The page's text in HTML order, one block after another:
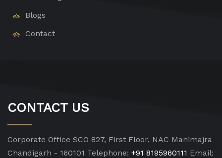
Blogs
Contact
CONTACT US
Corporate Office SCO 827, First Floor, NAC Manimajra
Chandigarh - 160101 Telephone: +91 8195960111 Email: